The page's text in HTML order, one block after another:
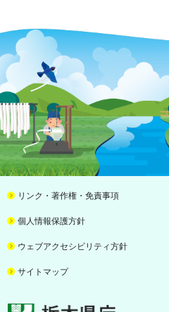
リンク・著作権・免責事項
個人情報保護方針
ウェブアクセシビリティ方針
サイトマップ